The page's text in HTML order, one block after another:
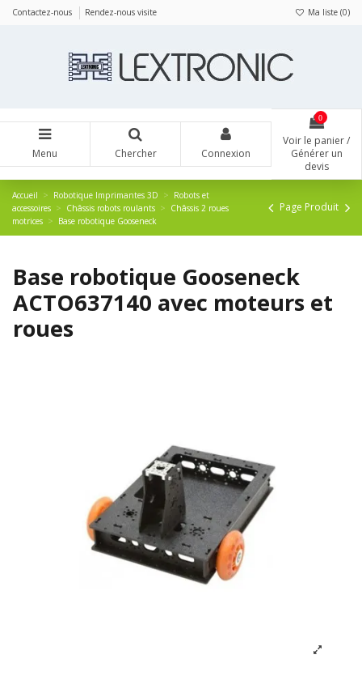
Contactez-nous Rendez-nous visite Ma liste (0)
Menu Chercher Connexion
0
Voir le panier /
Générer un
devis
Accueil Robotique Imprimantes 3D
Robots et
accessoires
Châssis robots roulants
Châssis 2 roues
motrices
Base robotique Gooseneck
Page Produit
Base robotique Gooseneck
ACTO637140 avec moteurs et
roues
Panneau de gestion des cookies